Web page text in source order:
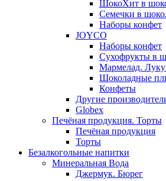
ШокоХит в
Семечки в
Наборы конфет
JOYCO
Наборы конфет
Сухофрукты в
Мармелад.
Шоколадные
Конфеты
Другие
Globex
Печёная продукция. Торты
Печёная продукция
Торты
Безалкогольные напитки
Минеральная Вода
Джермук. Бюрег